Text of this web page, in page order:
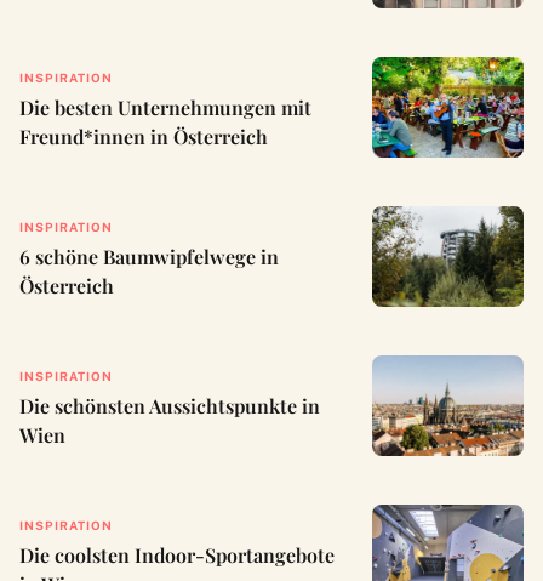
INSPIRATION
Die besten Unternehmungen mit
Freund*innen in Österreich
INSPIRATION
6 schöne Baumwipfelwege in
Österreich
INSPIRATION
Die schönsten Aussichtspunkte in
Wien
INSPIRATION
Die coolsten Indoor-Sportangebote